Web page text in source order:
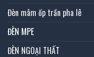
Đèn mâm ốp trần pha lê
ĐÈN MPE
ĐÈN NGOẠI THẤT